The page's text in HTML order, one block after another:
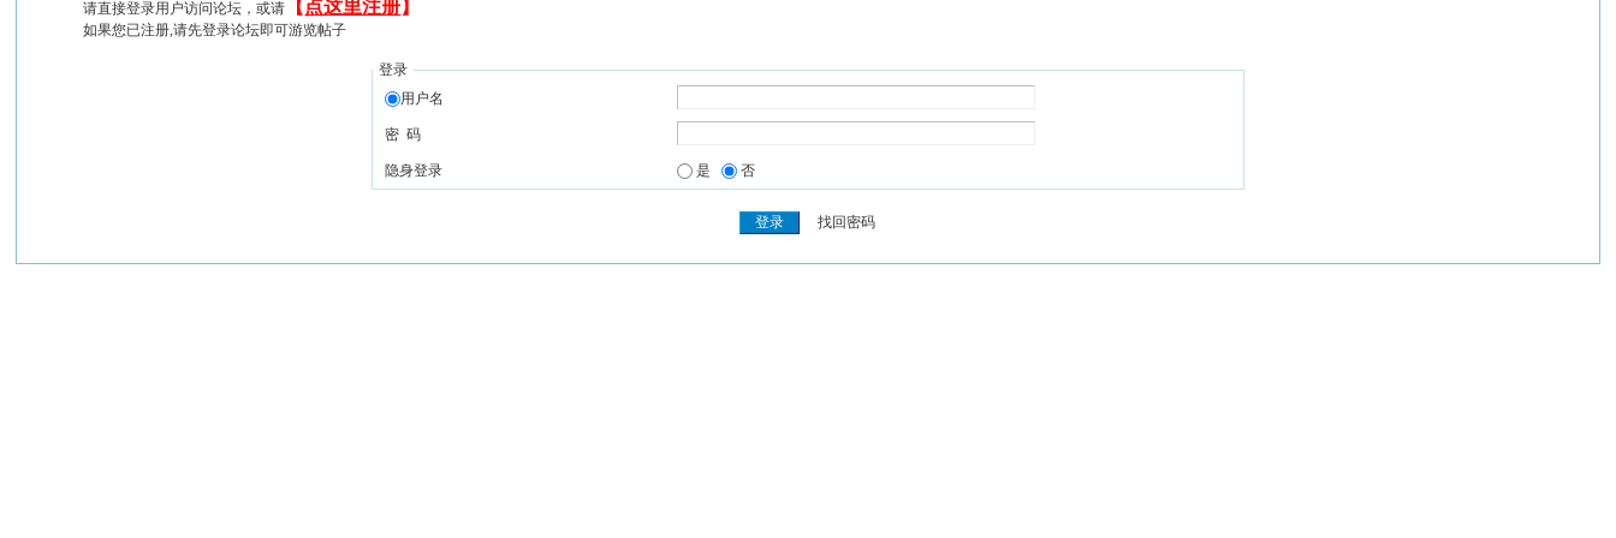
请直接登录用户访问论坛，或请 【 点这里注册】
如果您已注册,请先登录论坛即可游览帖子
登录
用户名
密 码
隐身登录 是 否
找回密码